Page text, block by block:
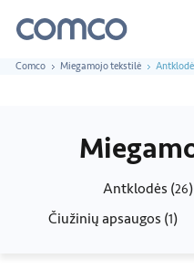
Comco Miegamojo tekstilė
Antklodės (26)
Čiužinių apsaugos (1)